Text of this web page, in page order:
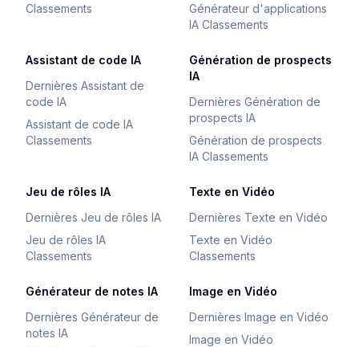
Classements
Générateur d'applications
IA Classements
Assistant de code IA
Dernières Assistant de
code IA
Assistant de code IA
Classements
Génération de prospects
IA
Dernières Génération de
prospects IA
Génération de prospects
IA Classements
Jeu de rôles IA
Dernières Jeu de rôles IA
Jeu de rôles IA
Classements
Texte en Vidéo
Dernières Texte en Vidéo
Texte en Vidéo
Classements
Générateur de notes IA
Dernières Générateur de
notes IA
Image en Vidéo
Dernières Image en Vidéo
Image en Vidéo